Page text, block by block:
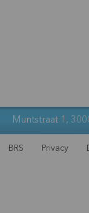
Muntstraat 1,
BRS Privacy